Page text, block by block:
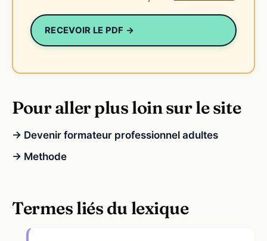
RECEVOIR LE PDF →
Pour aller plus loin sur le site
→ Devenir formateur professionnel adultes
→ Methode
Termes liés du lexique